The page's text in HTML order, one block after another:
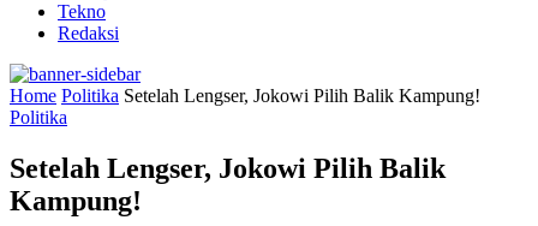
Tekno
Redaksi
Home Politika Setelah Lengser, Jokowi Pilih Balik Kampung!
Politika
Setelah Lengser, Jokowi Pilih Balik
Kampung!